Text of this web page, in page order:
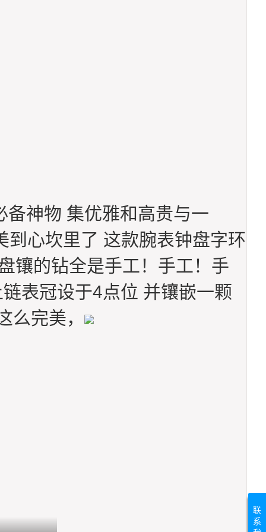
神物 集优雅和高贵与一
到心坎里了 这款腕表钟盘字环
镶的钻全是手工！手工！手
表冠设于4点位 并镶嵌一颗
完美，
联
系